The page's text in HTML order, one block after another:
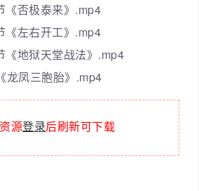
《否极泰来》.mp4
《左右开工》.mp4
《地狱天堂战法》.mp4
龙凤三胞胎》.mp4
资源登录后刷新可下载